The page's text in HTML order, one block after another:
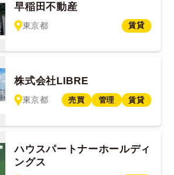
早稲田不動産
東京都 賃貸
株式会社LIBRE
東京都 売買 管理 賃貸
ハウスパートナーホールディ
ングス